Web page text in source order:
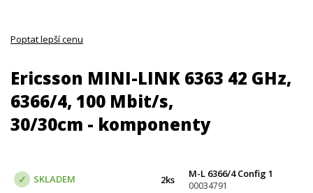
Poptat lepší cenu
Ericsson MINI-LINK 6363 42 GHz,
6366/4, 100 Mbit/s,
30/30cm - komponenty
SKLADEM 2ks M-L 6366/4 Config 1
00034791